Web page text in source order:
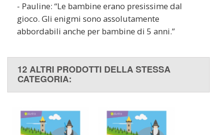
- Pauline: “Le bambine erano presissime dal
gioco. Gli enigmi sono assolutamente
abbordabili anche per bambine di 5 anni.”
12 ALTRI PRODOTTI DELLA STESSA
CATEGORIA: